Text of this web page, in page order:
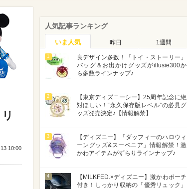
10:00
人気記事ランキング
いま人気 昨日 1週間
1
良デザイン多数！「トイ・ストーリー」
バッグ＆お出かけグッズがillusie300か
ら多数ラインナップ♪
2
【東京ディズニーシー】25周年記念に絶
対ほしい！“永久保存版レベル”の必見グ
ッズ発売決定♪【情報解禁】
3
【ディズニー】「ダッフィーのハロウィ
ーングッズ&スーベニア」情報解禁！激
かわアイテムがずらりラインナップ♪
4
【MILKFED.×ディズニー】激かわポーチ
付き！しっかり収納の「優秀リュック」